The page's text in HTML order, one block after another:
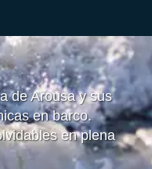
de Arousa y sus
en barco.
en plena